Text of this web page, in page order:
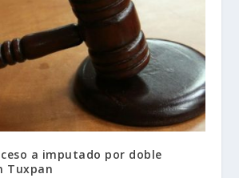
a imputado por doble
Tuxpan